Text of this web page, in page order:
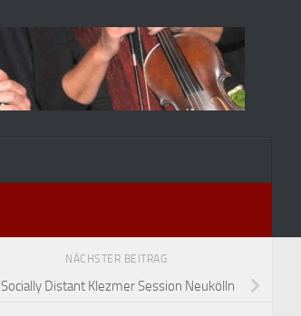
NÄCHSTER BEITRAG
Socially Distant Klezmer Session Neukölln